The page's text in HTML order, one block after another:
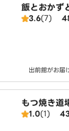
飯とおか
3.6(7)
出前館がお届
もつ焼き
1.0(1)